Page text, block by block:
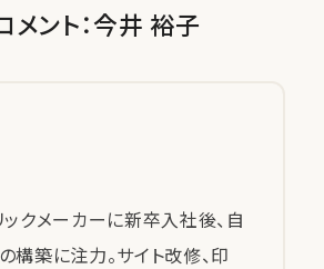
ント：今井 裕子
ックメーカーに新卒入社後、自
構築に注力。サイト改修、印